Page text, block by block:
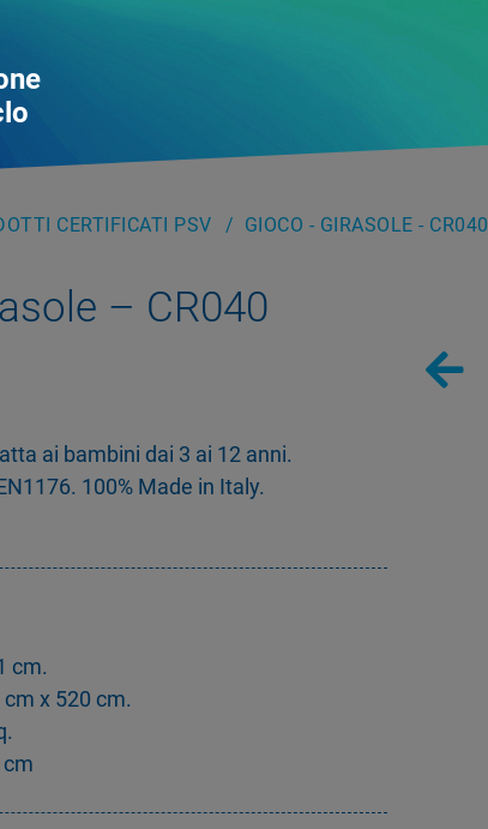
CERTIFICATI PSV GIOCO - GIRASOLE - CR040
– CR040
ai bambini dai 3 ai 12 anni.
100% Made in Italy.
cm.
x 520 cm.